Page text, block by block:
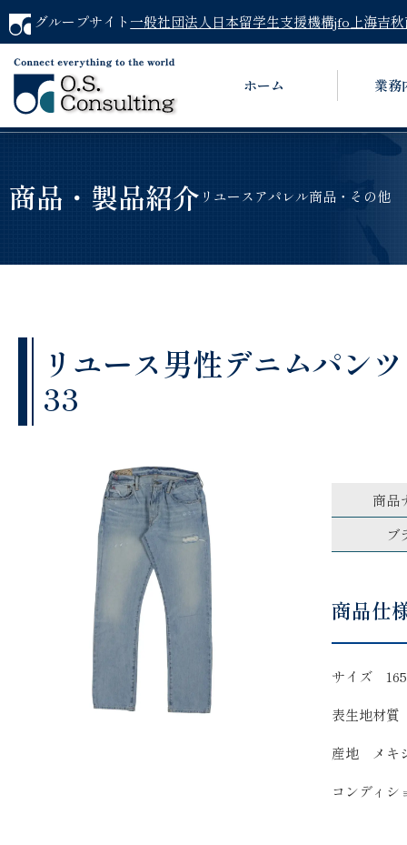
グループサイト 一般社団法人日本留学生支援機構jfo 上海吉
ホーム 業務
商品・製品紹介 リユースアパレル商品・その他
リユース男性デニムパン
33
商品
ブ
商品仕
サイズ
表生地材
産地 メキ
コンディ